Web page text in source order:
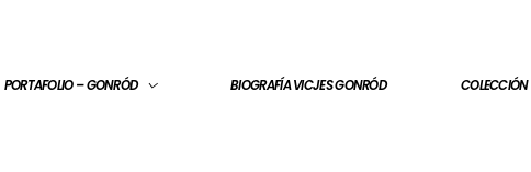
PORTAFOLIO – GONRÓD BIOGRAFÍA VICJES GONRÓD COLECCIÓN